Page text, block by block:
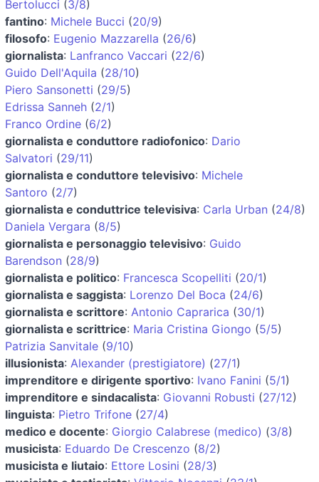
Bertolucci (3/8)
fantino: Michele Bucci (20/9)
filosofo: Eugenio Mazzarella (26/6)
giornalista: Lanfranco Vaccari (22/6)
Guido Dell'Aquila (28/10)
Piero Sansonetti (29/5)
Edrissa Sanneh (2/1)
Franco Ordine (6/2)
giornalista e conduttore radiofonico: Dario
Salvatori (29/11)
giornalista e conduttore televisivo: Michele
Santoro (2/7)
giornalista e conduttrice televisiva: Carla Urban (24/8)
Daniela Vergara (8/5)
giornalista e personaggio televisivo: Guido
Barendson (28/9)
giornalista e politico: Francesca Scopelliti (20/1)
giornalista e saggista: Lorenzo Del Boca (24/6)
giornalista e scrittore: Antonio Caprarica (30/1)
giornalista e scrittrice: Maria Cristina Giongo (5/5)
Patrizia Sanvitale (9/10)
illusionista: Alexander (prestigiatore) (27/1)
imprenditore e dirigente sportivo: Ivano Fanini (5/1)
imprenditore e sindacalista: Giovanni Robusti (27/12)
linguista: Pietro Trifone (27/4)
medico e docente: Giorgio Calabrese (medico) (3/8)
musicista: Eduardo De Crescenzo (8/2)
musicista e liutaio: Ettore Losini (28/3)